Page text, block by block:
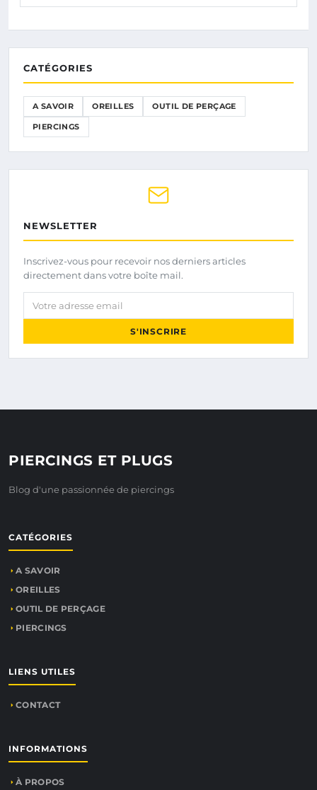
CATÉGORIES
A SAVOIR OREILLES OUTIL DE PERÇAGE
PIERCINGS
NEWSLETTER
Inscrivez-vous pour recevoir nos derniers articles
directement dans votre boîte mail.
Votre adresse email
S'INSCRIRE
PIERCINGS ET PLUGS
Blog d'une passionnée de piercings
CATÉGORIES
A SAVOIR
OREILLES
OUTIL DE PERÇAGE
PIERCINGS
LIENS UTILES
CONTACT
INFORMATIONS
À PROPOS